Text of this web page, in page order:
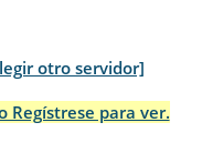
otro servidor]
Regístrese para ver.